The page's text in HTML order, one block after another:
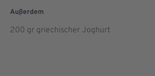
Außerdem
200 gr griechischer Joghurt